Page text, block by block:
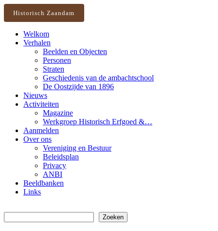
Historisch Zaandam
Welkom
Verhalen
Beelden en Objecten
Personen
Straten
Geschiedenis van de ambachtschool
De Oostzijde van 1896
Nieuws
Activiteiten
Magazine
Werkgroep Historisch Erfgoed &…
Aanmelden
Over ons
Vereniging en Bestuur
Beleidsplan
Privacy
ANBI
Beeldbanken
Links
Zoeken